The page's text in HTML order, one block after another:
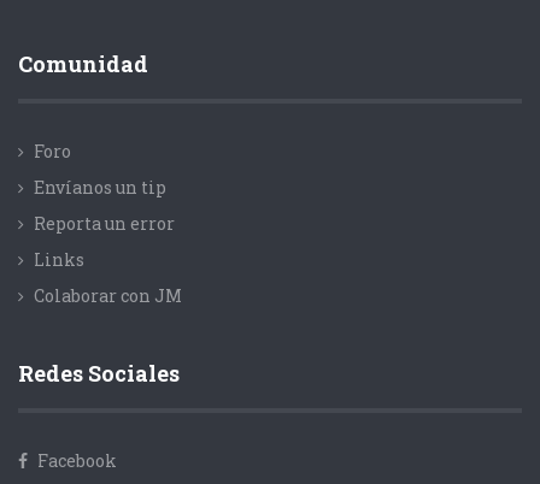
Comunidad
Foro
Envíanos un tip
Reporta un error
Links
Colaborar con JM
Redes Sociales
Facebook